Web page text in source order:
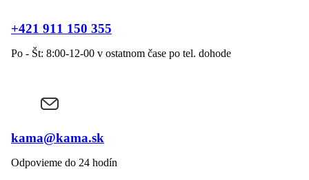
+421 911 150 355
Po - Št: 8:00-12-00 v ostatnom čase po tel. dohode
kama@kama.sk
Odpovieme do 24 hodín